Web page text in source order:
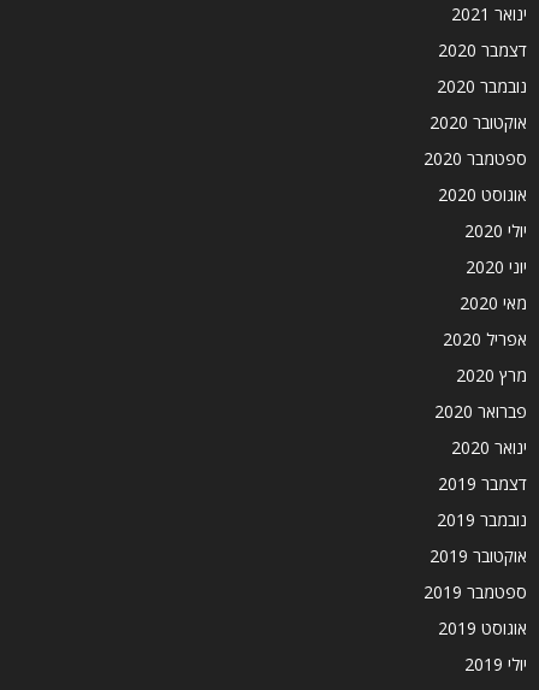
ינואר 2021
דצמבר 2020
נובמבר 2020
אוקטובר 2020
ספטמבר 2020
אוגוסט 2020
יולי 2020
יוני 2020
מאי 2020
אפריל 2020
מרץ 2020
פברואר 2020
ינואר 2020
דצמבר 2019
נובמבר 2019
אוקטובר 2019
ספטמבר 2019
אוגוסט 2019
יולי 2019